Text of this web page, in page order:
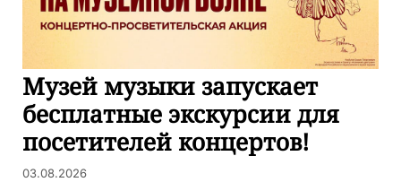
Музей музыки запускает
бесплатные экскурсии для
посетителей концертов!
03.08.2026